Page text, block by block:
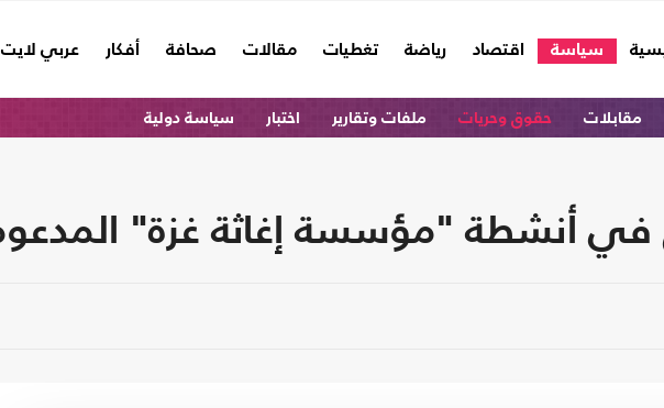
(current) سياسة اقتصاد رياضة تغطيات مقالات صحافة أفكار عربي لايت
مقابلات حقوق وحريات ملفات وتقارير اختبار سياسة دولية
"مؤسسة إغاثة غزة"‭ ‬المدعومة من أمريكا